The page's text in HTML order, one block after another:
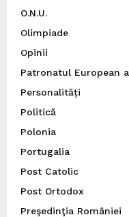
O.N.U.
Olimpiade
Opinii
Patronatul European
Personalități
Politică
Polonia
Portugalia
Post Catolic
Post Ortodox
Preşedinţia României